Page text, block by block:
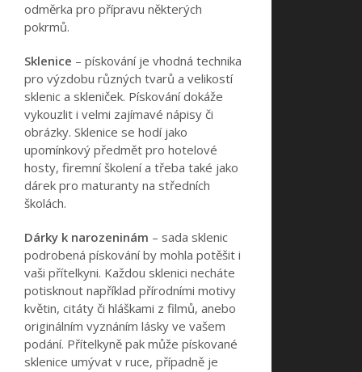
odměrka pro přípravu některých
pokrmů.
Sklenice – pískování je vhodná technika
pro výzdobu různých tvarů a velikostí
sklenic a skleniček. Pískování dokáže
vykouzlit i velmi zajímavé nápisy či
obrázky. Sklenice se hodí jako
upomínkový předmět pro hotelové
hosty, firemní školení a třeba také jako
dárek pro maturanty na středních
školách.
Dárky k narozeninám – sada sklenic
podrobená pískování by mohla potěšit i
vaši přítelkyni. Každou sklenici necháte
potisknout například přírodními motivy
květin, citáty či hláškami z filmů, anebo
originálním vyznáním lásky ve vašem
podání. Přítelkyně pak může pískované
sklenice umývat v ruce, případně je